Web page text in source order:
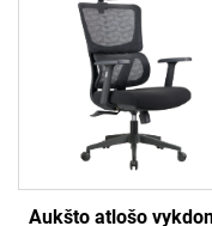
ergonomiška biuro
Aukšto atlošo